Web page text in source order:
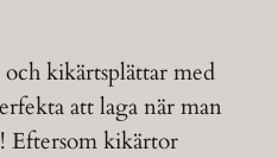
kikärtsplättar med
att laga när man
Eftersom kikärtor